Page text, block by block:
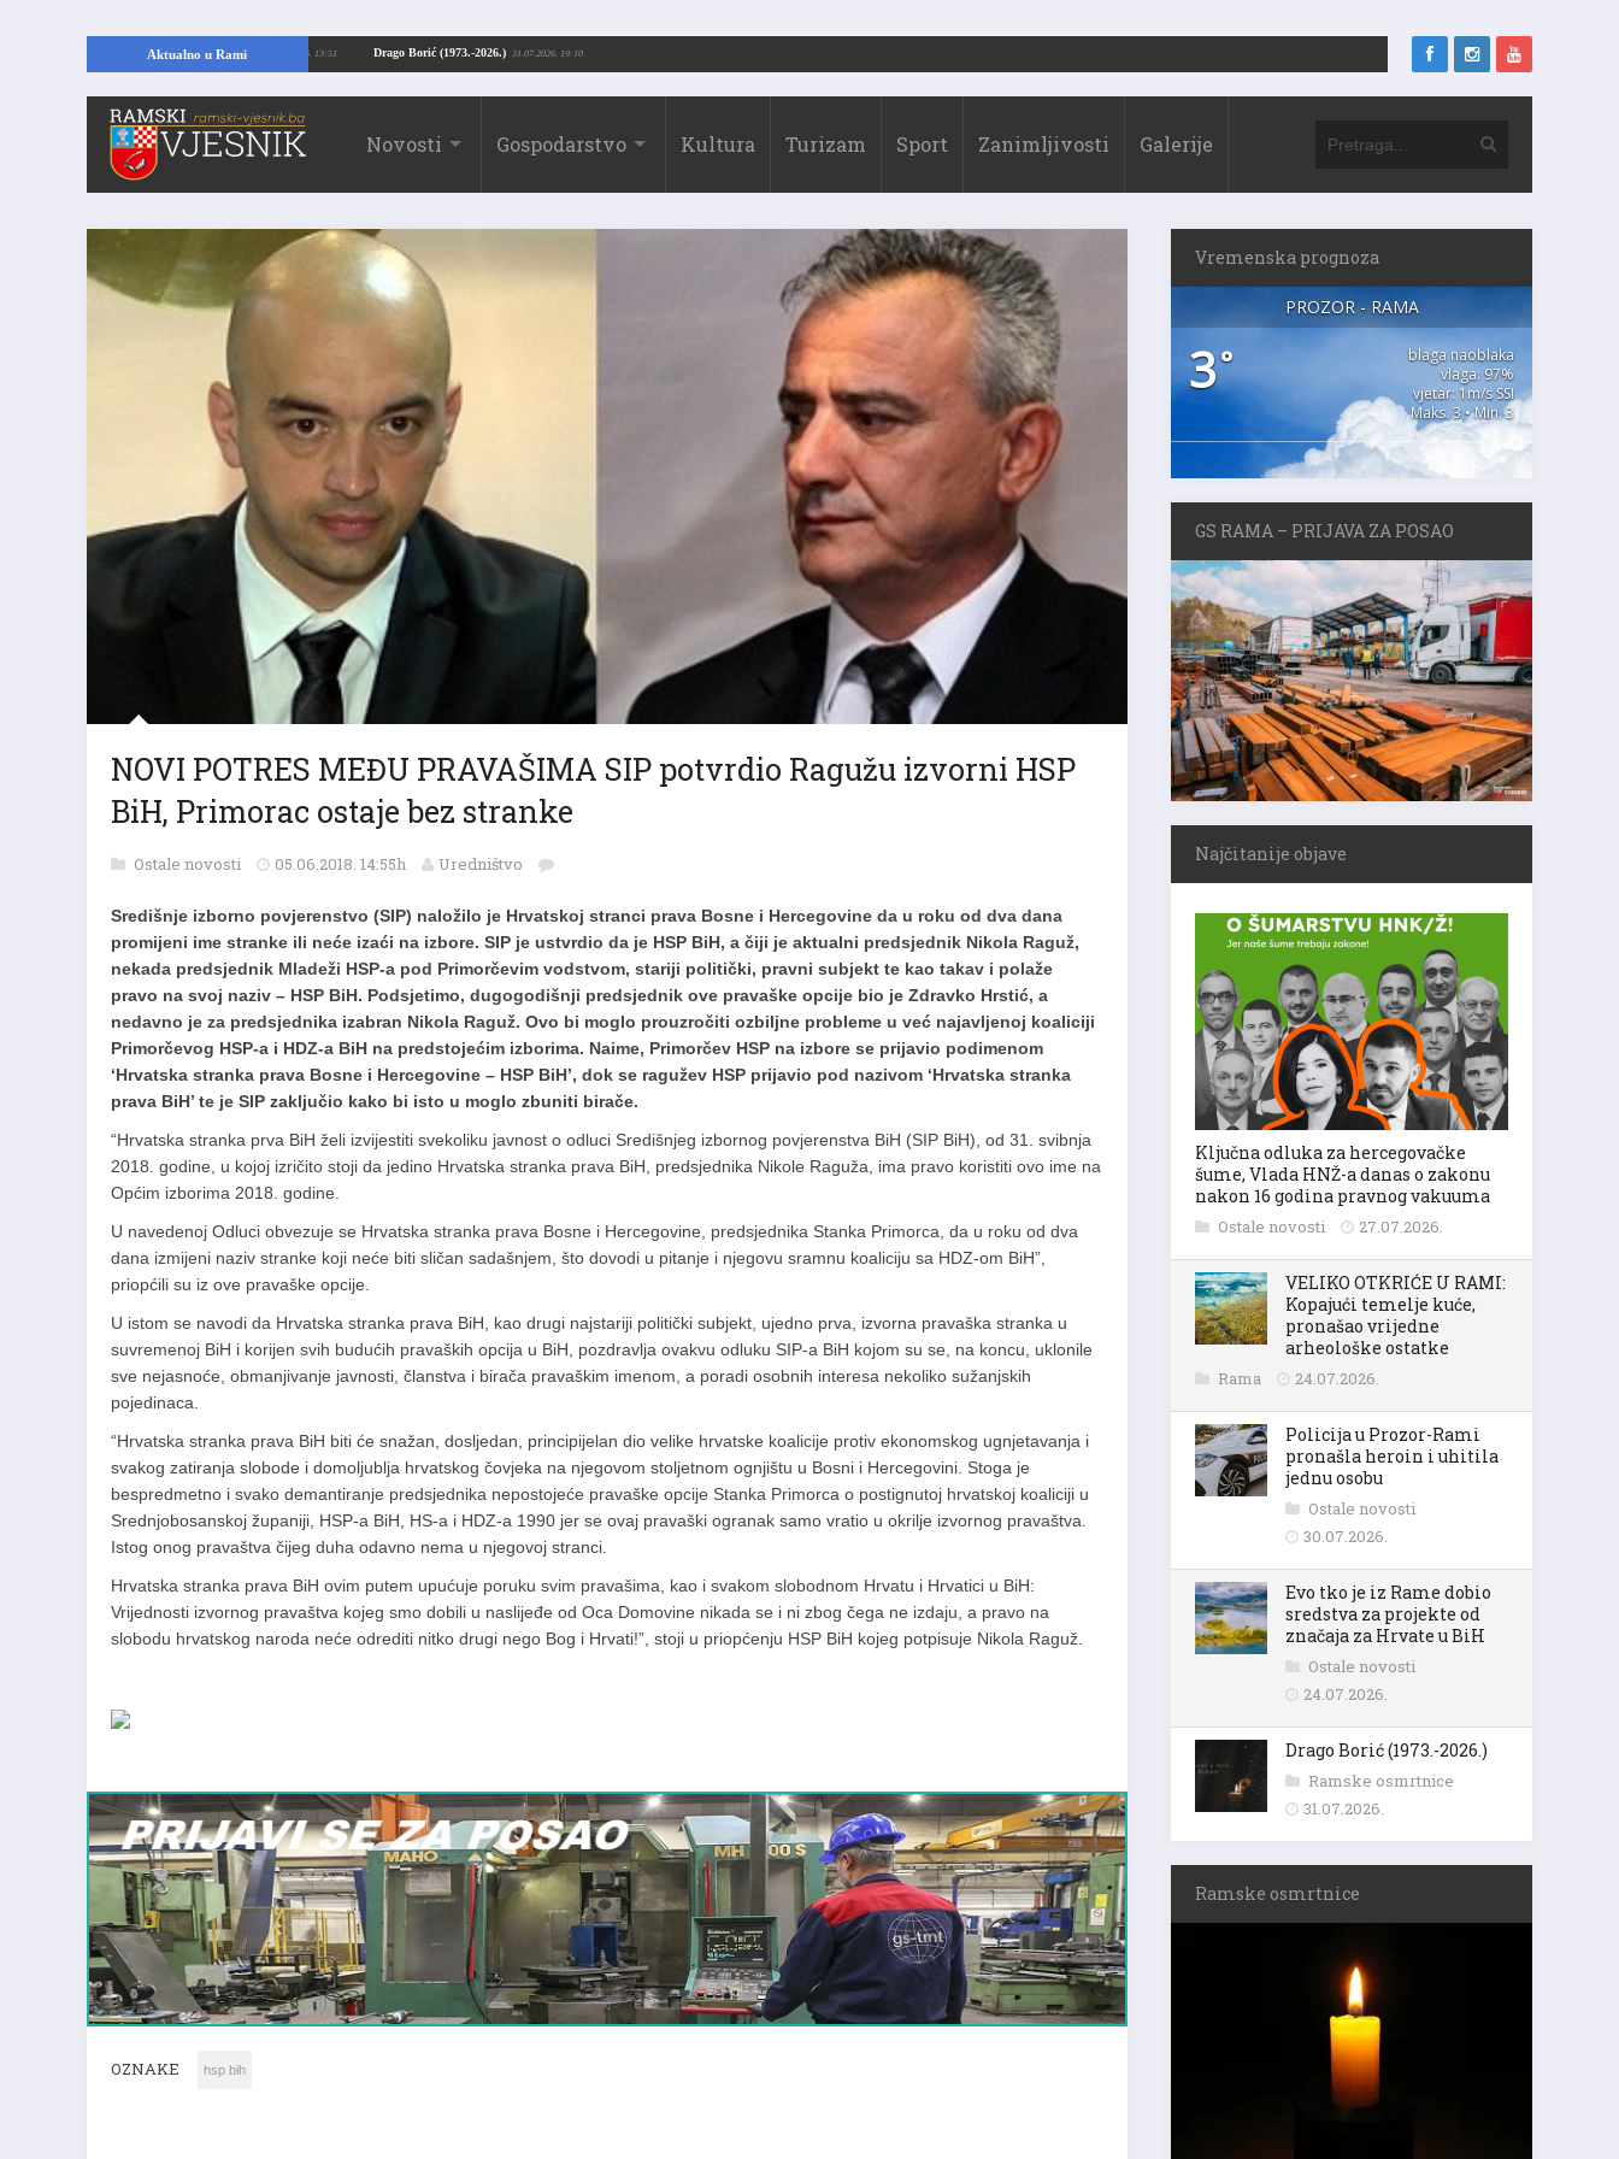
Aktualno u Rami Drago Borić (1973.-2026.) 31.07.2026. 19:10
temelje kuće, pronašao vrijedne arheološke ostatke 24.07.2026. 13:51
Novosti Gospodarstvo Kultura Turizam Sport Zanimljivosti Galerije
NOVI POTRES MEĐU PRAVAŠIMA SIP potvrdio Ragužu izvorni HSP
BiH, Primorac ostaje bez stranke
Ostale novosti 05.06.2018. 14:55h Uredništvo
Središnje izborno povjerenstvo (SIP) naložilo je Hrvatskoj stranci prava Bosne i Hercegovine da u roku od dva dana
promijeni ime stranke ili neće izaći na izbore. SIP je ustvrdio da je HSP BiH, a čiji je aktualni predsjednik Nikola Raguž,
nekada predsjednik Mladeži HSP-a pod Primorčevim vodstvom, stariji politički, pravni subjekt te kao takav i polaže
pravo na svoj naziv – HSP BiH. Podsjetimo, dugogodišnji predsjednik ove pravaške opcije bio je Zdravko Hrstić, a
nedavno je za predsjednika izabran Nikola Raguž. Ovo bi moglo prouzročiti ozbiljne probleme u već najavljenoj koaliciji
Primorčevog HSP-a i HDZ-a BiH na predstojećim izborima. Naime, Primorčev HSP na izbore se prijavio podimenom
‘Hrvatska stranka prava Bosne i Hercegovine – HSP BiH’, dok se ragužev HSP prijavio pod nazivom ‘Hrvatska stranka
prava BiH’ te je SIP zaključio kako bi isto u moglo zbuniti birače.
“Hrvatska stranka prva BiH želi izvijestiti svekoliku javnost o odluci Središnjeg izbornog povjerenstva BiH (SIP BiH), od 31. svibnja
2018. godine, u kojoj izričito stoji da jedino Hrvatska stranka prava BiH, predsjednika Nikole Raguža, ima pravo koristiti ovo ime na
Općim izborima 2018. godine.
U navedenoj Odluci obvezuje se Hrvatska stranka prava Bosne i Hercegovine, predsjednika Stanka Primorca, da u roku od dva
dana izmijeni naziv stranke koji neće biti sličan sadašnjem, što dovodi u pitanje i njegovu sramnu koaliciju sa HDZ-om BiH”,
priopćili su iz ove pravaške opcije.
U istom se navodi da Hrvatska stranka prava BiH, kao drugi najstariji politički subjekt, ujedno prva, izvorna pravaška stranka u
suvremenoj BiH i korijen svih budućih pravaških opcija u BiH, pozdravlja ovakvu odluku SIP-a BiH kojom su se, na koncu, uklonile
sve nejasnoće, obmanjivanje javnosti, članstva i birača pravaškim imenom, a poradi osobnih interesa nekoliko sužanjskih
pojedinaca.
“Hrvatska stranka prava BiH biti će snažan, dosljedan, principijelan dio velike hrvatske koalicije protiv ekonomskog ugnjetavanja i
svakog zatiranja slobode i domoljublja hrvatskog čovjeka na njegovom stoljetnom ognjištu u Bosni i Hercegovini. Stoga je
bespredmetno i svako demantiranje predsjednika nepostojeće pravaške opcije Stanka Primorca o postignutoj hrvatskoj koaliciji u
Srednjobosanskoj županiji, HSP-a BiH, HS-a i HDZ-a 1990 jer se ovaj pravaški ogranak samo vratio u okrilje izvornog pravaštva.
Istog onog pravaštva čijeg duha odavno nema u njegovoj stranci.
Hrvatska stranka prava BiH ovim putem upućuje poruku svim pravašima, kao i svakom slobodnom Hrvatu i Hrvatici u BiH:
Vrijednosti izvornog pravaštva kojeg smo dobili u naslijeđe od Oca Domovine nikada se i ni zbog čega ne izdaju, a pravo na
slobodu hrvatskog naroda neće odrediti nitko drugi nego Bog i Hrvati!”, stoji u priopćenju HSP BiH kojeg potpisuje Nikola Raguž.
OZNAKE
Vremenska prognoza
PROZOR - RAMA
3°
blaga naoblaka
vlaga: 97%
vjetar: 1m/s SSI
Maks. 3 • Min. 3
GS RAMA – PRIJAVA ZA POSAO
Najčitanije objave
Ključna odluka za hercegovačke
šume, Vlada HNŽ-a danas o zakonu
nakon 16 godina pravnog vakuuma
Ostale novosti 27.07.2026.
VELIKO OTKRIĆE U RAMI:
Kopajući temelje kuće,
pronašao vrijedne
arheološke ostatke
Rama 24.07.2026.
Policija u Prozor-Rami
pronašla heroin i uhitila
jednu osobu
Ostale novosti
30.07.2026.
Evo tko je iz Rame dobio
sredstva za projekte od
značaja za Hrvate u BiH
Ostale novosti
24.07.2026.
Drago Borić (1973.-2026.)
Ramske osmrtnice
31.07.2026.
Ramske osmrtnice